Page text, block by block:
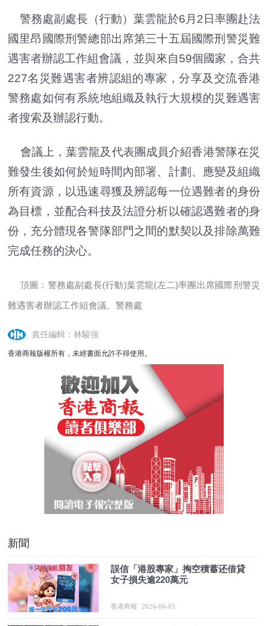
警務處副處長（行動）葉雲龍於6月2日率團赴法
國里昂國際刑警總部出席第三十五屆國際刑警災難
遇害者辦認工作組會議，並與來自59個國家，合共
227名災難遇害者辨認組的專家，分享及交流香港
警務處如何有系統地組織及執行大規模的災難遇害
者搜索及辦認行動。
會議上，葉雲龍及代表團成員介紹香港警隊在災
難發生後如何於短時間內部署、計劃、應變及組織
所有資源，以迅速尋獲及辨認每一位遇難者的身份
為目標，並配合科技及法證分析以確認遇難者的身
份，充分體現各警隊部門之間的默契以及排除萬難
完成任務的決心。
頂圖：警務處副處長(行動)葉雲龍(左二)率團出席國際刑警災
難遇害者辦認工作組會議。警務處
責任編輯：林駿強
香港商報版權所有，未經書面允許不得使用。
新聞
誤信「港股專家」掏空積蓄还借貸
女子損失逾220萬元
香港商報 2026-06-05